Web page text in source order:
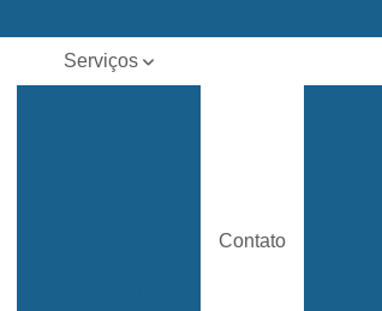
Serviços
Contato